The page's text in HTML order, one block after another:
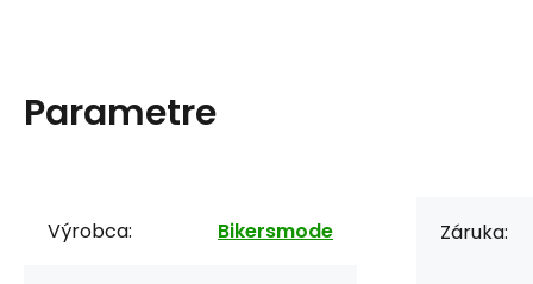
Parametre
Výrobca: Bikersmode Záruka: